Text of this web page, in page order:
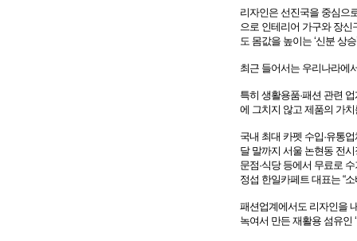
리자인은 선진국을 중심으
으로 인테리어 가구와 장
도 몸값을 높이는 ‘신분 상
최근 들어서는 우리나라에
특히 생활용품·패션 관련
에 그치지 않고 제품의 가
국내 최대 카펫 수입·유통
달 말까지 서울 논현동 전
문점·식당 등에서 무료로
정섭 한일카페트 대표는 “
패션업계에서도 리자인을
녹여서 만든 재활용 섬유인